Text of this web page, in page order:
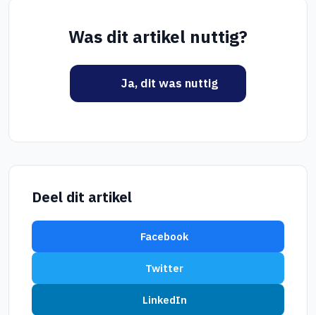
Was dit artikel nuttig?
Ja, dit was nuttig
Deel dit artikel
Facebook
Twitter
LinkedIn